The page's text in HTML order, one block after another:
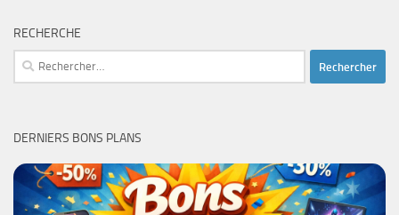
RECHERCHE
Rechercher :
DERNIERS BONS PLANS